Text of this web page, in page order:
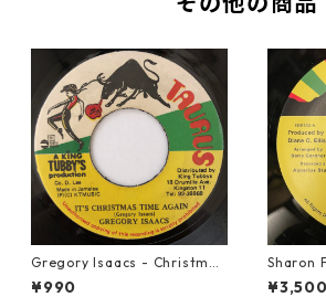
Gregory Isaacs - Christmas
Time Once Again【7-2058
¥990
Sharon
n't Live
¥3,500